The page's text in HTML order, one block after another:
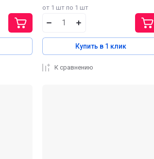
от 1 шт по 1 шт
Купить в 1 клик
К сравнению